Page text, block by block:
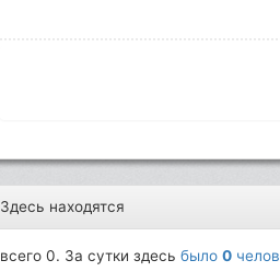
Здесь находятся
всего 0. За сутки здесьбыло0